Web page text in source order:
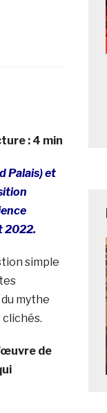
: 4 min
Palais) et
2022.
simple
mythe
de